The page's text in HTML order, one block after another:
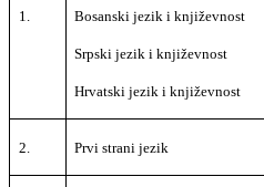
1. Bosanski jezik i književnost
Srpski jezik i književnost
Hrvatski jezik i književnost
2. Prvi strani jezik